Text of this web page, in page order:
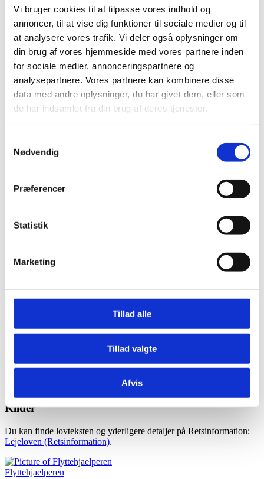
Vi bruger cookies til at tilpasse vores indhold og
annoncer, til at vise dig funktioner til sociale medier og til
at analysere vores trafik. Vi deler også oplysninger om
din brug af vores hjemmeside med vores partnere inden
for sociale medier, annonceringspartnere og
analysepartnere. Vores partnere kan kombinere disse
data med andre oplysninger, du har givet dem, eller som
de har indsamlet fra din brug af deres tjenester.
Nødvendig
Præferencer
Statistik
Marketing
Tillad alle
Tillad valgte
Afvis
Konklusion: Overhold formkravene og dokumentér aflevering for at
undgå, at opsigelsen bliver underkendt.
Ofte stillede spørgsmål om Lejeloven –
paragraf 54 (FAQ)
Hvad er opsigelsesvarslet for lejere ifølge lejelovens
paragraf 54?
opsigelsesperiodens udløb?
Ja, men lejeren er stadig forpligtet til at betale husleje i hele
opsigelsesperioden.
formkravene ved opsigelse?
formkrav.
med udlejeren?
Ja, lejeren og udlejeren kan aftale et kortere opsigelsesvarsel end de
3 måneder.
Skal opsigelsen angive en specifik fraflytningsdato?
Kilder
Du kan finde lovteksten og yderligere detaljer på Retsinformation:
Lejeloven (Retsinformation).
Flyttehjaelperen